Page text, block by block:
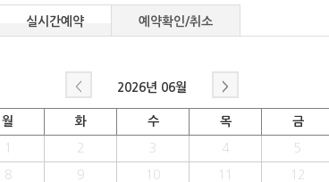
실시간예약 예약확인/취소
< 2026년 06월 >
월 화 수 목 금
2 3 4 5
8 9 10 12